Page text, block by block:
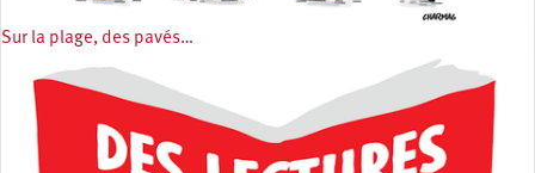
Sur la plage, des pavés…